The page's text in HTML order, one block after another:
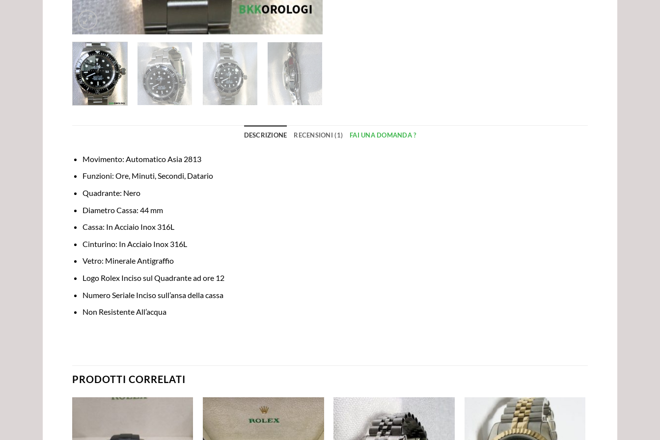
DESCRIZIONE RECENSIONI (1) FAI UNA DOMANDA ?
Movimento: Automatico Asia 2813
Funzioni: Ore, Minuti, Secondi, Datario
Quadrante: Nero
Diametro Cassa: 44 mm
Cassa: In Acciaio Inox 316L
Cinturino: In Acciaio Inox 316L
Vetro: Minerale Antigraffio
Logo Rolex Inciso sul Quadrante ad ore 12
Numero Seriale Inciso sull’ansa della cassa
Non Resistente All’acqua
PRODOTTI CORRELATI